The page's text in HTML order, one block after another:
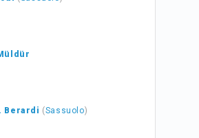
Berardi (Sassuolo)